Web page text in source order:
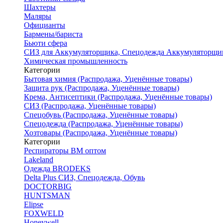
Шахтеры
Маляры
Официанты
Бармены/бариста
Бьюти сфера
СИЗ для Аккумуляторщика, Спецодежда
Химическая промышленность
Категории
Бытовая химия (Распродажа, Уценённые товары)
Защита рук (Распродажа, Уценённые товары)
Крема, Антисептики (Распродажа, Уценённые товары)
СИЗ (Распродажа, Уценённые товары)
Спецобувь (Распродажа, Уценённые товары)
Спецодежда (Распродажа, Уценённые товары)
Хозтовары (Распродажа, Уценённые товары)
Категории
Респираторы ВМ оптом
Lakeland
Одежда BRODEKS
Delta Plus СИЗ, Спецодежда, Обувь
DOCTORBIG
HUNTSMAN
Elipse
FOXWELD